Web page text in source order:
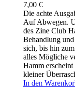
7,00 €
Die achte
Auf Abwegen.
des Zine Club
Behandlung
sich, bis hin
alles Mögliche
Hamm
kleiner
In den